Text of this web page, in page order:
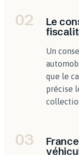
02
Le
Un
que le
précise
03